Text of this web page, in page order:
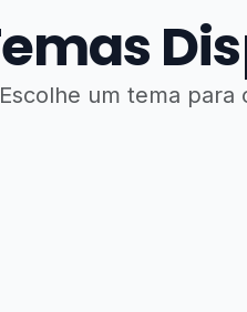
Escolhe um tema